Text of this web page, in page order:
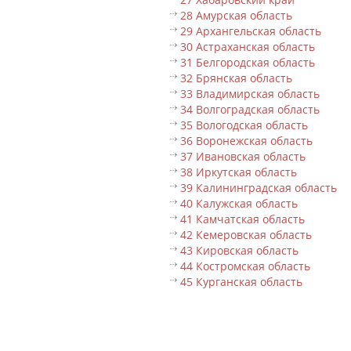
28 Амурская область
29 Архангельская область
30 Астраханская область
31 Белгородская область
32 Брянская область
33 Владимирская область
34 Волгоградская область
35 Вологодская область
36 Воронежская область
37 Ивановская область
38 Иркутская область
39 Калининградская область
40 Калужская область
41 Камчатская область
42 Кемеровская область
43 Кировская область
44 Костромская область
45 Курганская область